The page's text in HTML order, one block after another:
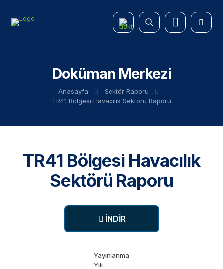
Doküman Merkezi
Anasayfa
Sektör Raporu
TR41 Bölgesi Havacılık Sektörü Raporu
TR41 Bölgesi Havacılık
Sektörü Raporu
İNDİR
Yayınlanma
Yılı